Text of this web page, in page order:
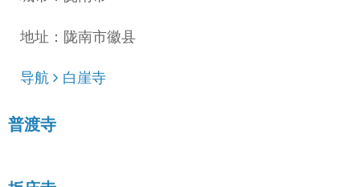
地址：陇南市徽县
导航 白崖寺
普渡寺